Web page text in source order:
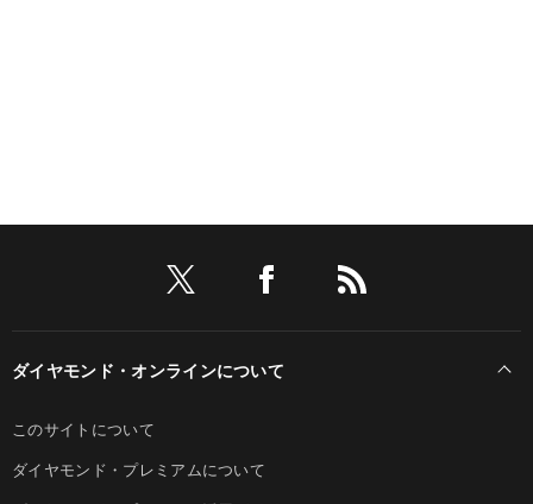
ダイヤモンド・オンラインについて
このサイトについて
ダイヤモンド・プレミアムについて